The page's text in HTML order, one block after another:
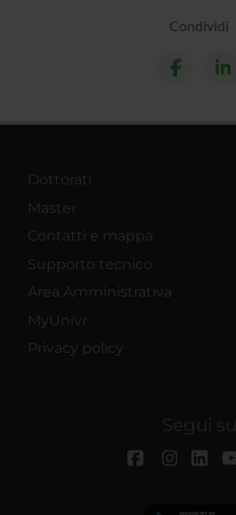
Condividi
Dottorati
Master
Contatti e mappa
Supporto tecnico
Area Amministrativa
MyUnivr
Privacy policy
Segui su